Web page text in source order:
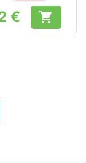
Prix
€ 